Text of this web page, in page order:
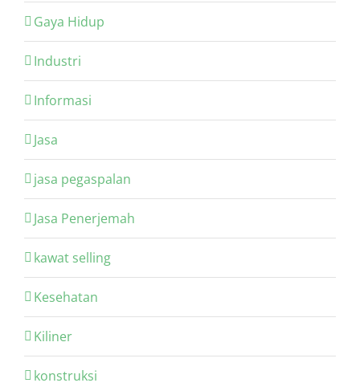
Gaya Hidup
Industri
Informasi
Jasa
jasa pegaspalan
Jasa Penerjemah
kawat selling
Kesehatan
Kiliner
konstruksi